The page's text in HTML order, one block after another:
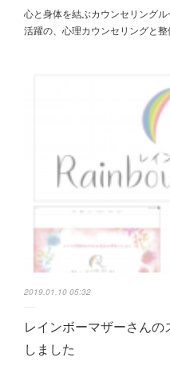
心と身体を結ぶカウンセリング
活躍の、心理カウンセリングと
2019.01.10 05:32
レインボーマザーさん
しました